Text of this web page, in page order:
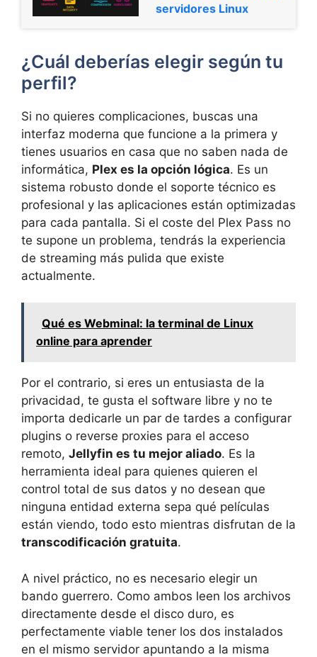
servidores Linux
¿Cuál deberías elegir según tu
perfil?
Si no quieres complicaciones, buscas una
interfaz moderna que funcione a la primera y
tienes usuarios en casa que no saben nada de
informática, Plex es la opción lógica. Es un
sistema robusto donde el soporte técnico es
profesional y las aplicaciones están optimizadas
para cada pantalla. Si el coste del Plex Pass no
te supone un problema, tendrás la experiencia
de streaming más pulida que existe
actualmente.
Qué es Webminal: la terminal de Linux
online para aprender
Por el contrario, si eres un entusiasta de la
privacidad, te gusta el software libre y no te
importa dedicarle un par de tardes a configurar
plugins o reverse proxies para el acceso
remoto, Jellyfin es tu mejor aliado. Es la
herramienta ideal para quienes quieren el
control total de sus datos y no desean que
ninguna entidad externa sepa qué películas
están viendo, todo esto mientras disfrutan de la
transcodificación gratuita.
A nivel práctico, no es necesario elegir un
bando guerrero. Como ambos leen los archivos
directamente desde el disco duro, es
perfectamente viable tener los dos instalados
en el mismo servidor apuntando a la misma